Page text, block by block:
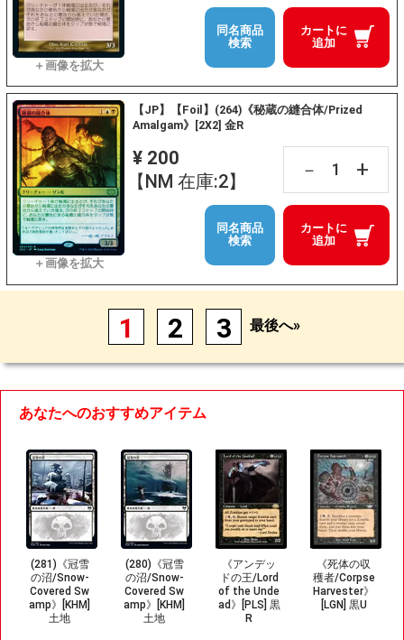
カートに
追加
同名商品
検索
【JP】【Foil】(264)《秘蔵の縫合体/Prized
Amalgam》[2X2] 金R
¥ 200
【NM 在庫:2】
－ +
カートに
追加
同名商品
検索
1 2 3 最後へ»
あなたへのおすすめアイテム
(281)《冠雪
の沼/Snow-
Covered Sw
amp》[KHM]
土地
(280)《冠雪
の沼/Snow-
Covered Sw
amp》[KHM]
土地
《アンデッ
ドの王/Lord
of the Unde
ad》[PLS] 黒
R
《死体の収
穫者/Corpse
Harvester》
[LGN] 黒U